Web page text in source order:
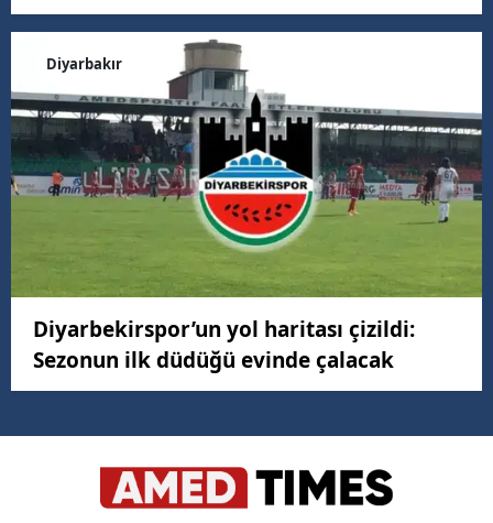
Diyarbakır
Diyarbekirspor’un yol haritası çizildi:
Sezonun ilk düdüğü evinde çalacak